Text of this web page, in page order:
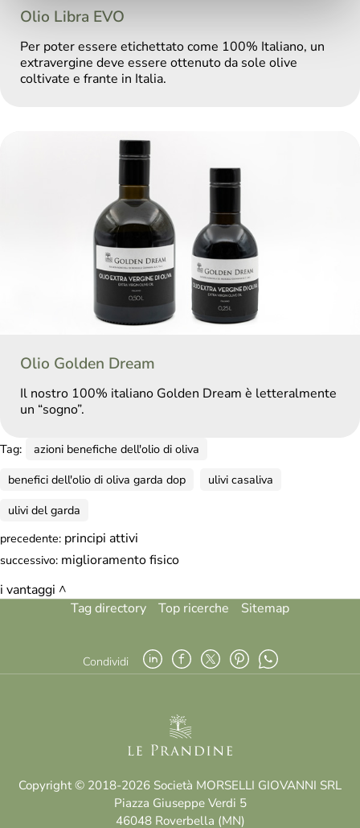
Olio Libra EVO
Per poter essere etichettato come 100% Italiano, un
extravergine deve essere ottenuto da sole olive
coltivate e frante in Italia.
Olio Golden Dream
Il nostro 100% italiano Golden Dream è letteralmente
un “sogno”.
Tag:
azioni benefiche dell'olio di oliva
benefici dell'olio di oliva garda dop
ulivi casaliva
ulivi del garda
precedente: principi attivi
successivo: miglioramento fisico
i vantaggi
Tag directory
Top ricerche Sitemap
Condividi
Copyright © 2018-2026 Società MORSELLI GIOVANNI SRL
Piazza Giuseppe Verdi 5
46048 Roverbella (MN)